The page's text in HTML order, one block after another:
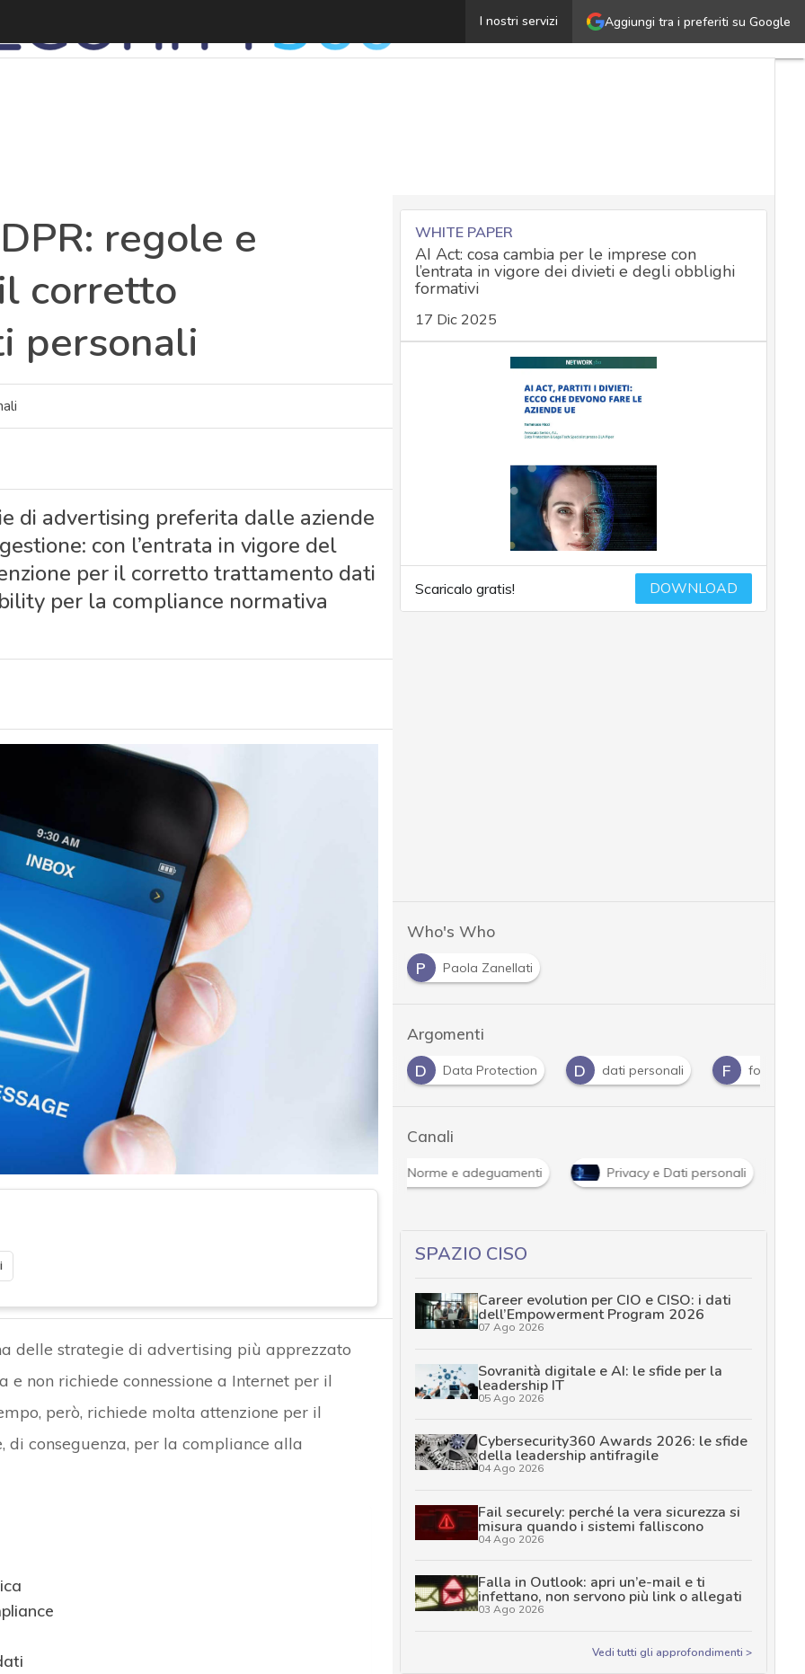
Aggiungi tra i preferiti su Google
I nostri servizi
SMS marketing e GDPR: regole e consigli pratici per
regole e
corretto
personali
di advertising preferita dalle aziende
con l’entrata in vigore del
per il corretto trattamento dati
per la compliance normativa
delle strategie di advertising più apprezzato
e non richiede connessione a Internet per il
però, richiede molta attenzione per il
conseguenza, per la compliance alla
WHITE PAPER
AI Act: cosa cambia per le imprese con
l’entrata in vigore dei divieti e degli obblighi
formativi
17 Dic 2025
Scaricalo gratis! DOWNLOAD
Who's Who
P
Paola Zanellati
Argomenti
D Data Protection D dati personali F fornitori
Canali
Norme e adeguamenti Privacy e Dati personali
SPAZIO CISO
Career evolution per CIO e CISO: i dati
dell’Empowerment Program 2026
07 Ago 2026
Sovranità digitale e AI: le sfide per la
leadership IT
05 Ago 2026
Cybersecurity360 Awards 2026: le sfide
della leadership antifragile
04 Ago 2026
Fail securely: perché la vera sicurezza si
misura quando i sistemi falliscono
04 Ago 2026
Falla in Outlook: apri un’e-mail e ti
infettano, non servono più link o allegati
03 Ago 2026
Vedi tutti gli approfondimenti >